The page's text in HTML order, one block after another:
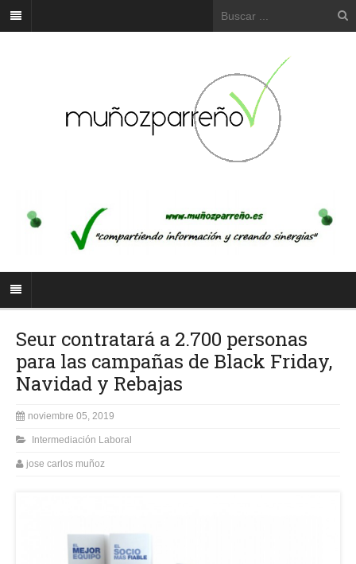
Seur contratará a 2.700 personas
para las campañas de Black Friday,
Navidad y Rebajas
noviembre 05, 2019
Intermediación Laboral
jose carlos muñoz